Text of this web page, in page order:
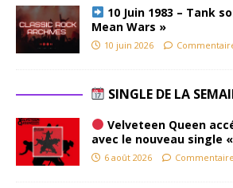
10 Juin 1983 – Tank
Mean Wars »
10 juin 2026
SINGLE DE LA
Velveteen Queen
avec le nouveau single
6 août 2026